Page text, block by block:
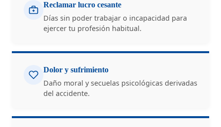
Reclamar lucro cesante
Días sin poder trabajar o incapacidad para
ejercer tu profesión habitual.
Dolor y sufrimiento
Daño moral y secuelas psicológicas derivadas
del accidente.